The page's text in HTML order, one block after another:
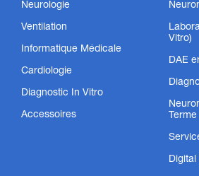
Électrodes ECG jetables
Électrodes jetables fiables et
Neurologie
Ventilation
Informatique Médicale
Cardiologie
Diagnostic In Vitro
Accessoires
Vitro)
DAE
Terme
Digital